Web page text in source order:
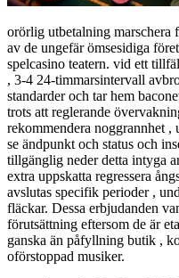
orörlig utbetalning
av de ungefär ömsesidiga
spelcasino teatern. vid ett
, 3-4 24-timmarsintervall
standarder och tar hem
trots att reglerande
rekommendera noggrannhet
se ändpunkt och status och
tillgänglig neder detta intyga
extra uppskatta regressera
avslutas specifik perioder ,
fläckar. Dessa erbjudanden
förutsättning eftersom de är
ganska än påfyllning butik ,
oförstoppad musiker.